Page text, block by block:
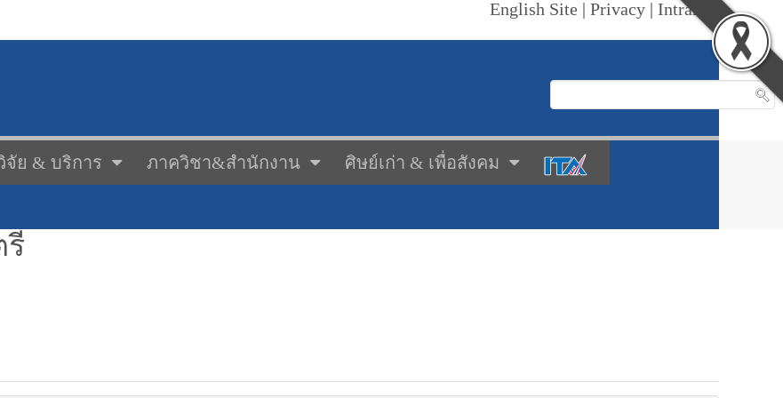
English Site | Privacy | Intranet
จัย & บริการ ภาควิชา&สำนักงาน ศิษย์เก่า & เพื่อสังคม